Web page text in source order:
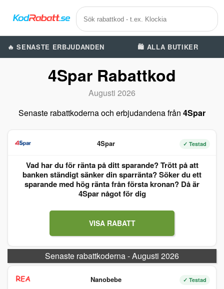
🔥 SENASTE ERBJUDANDEN 🛍️ ALLA BUTIKER
4Spar Rabattkod
Augusti 2026
Senaste rabattkoderna och erbjudandena från 4Spar
4Spar ✓ Testad
Vad har du för ränta på ditt sparande? Trött på att
banken ständigt sänker din sparränta? Söker du ett
sparande med hög ränta från första kronan? Då är
4Spar något för dig
VISA RABATT
Senaste rabattkoderna - Augusti 2026
Nanobebe ✓ Testad